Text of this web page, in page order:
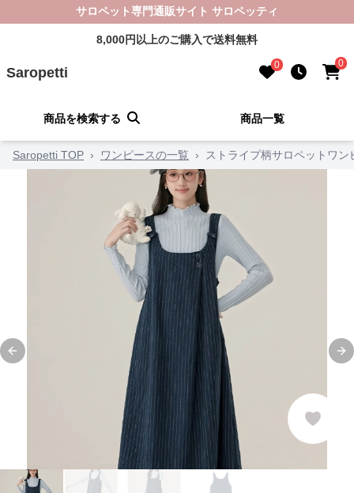
サロペット専門通販サイト サロペッティ
8,000円以上のご購入で送料無料
Saropetti 0 0
商品を検索する 商品一覧
Saropetti TOP › ワンピースの一覧 › ストライプ柄サロペットワン
Previous slide